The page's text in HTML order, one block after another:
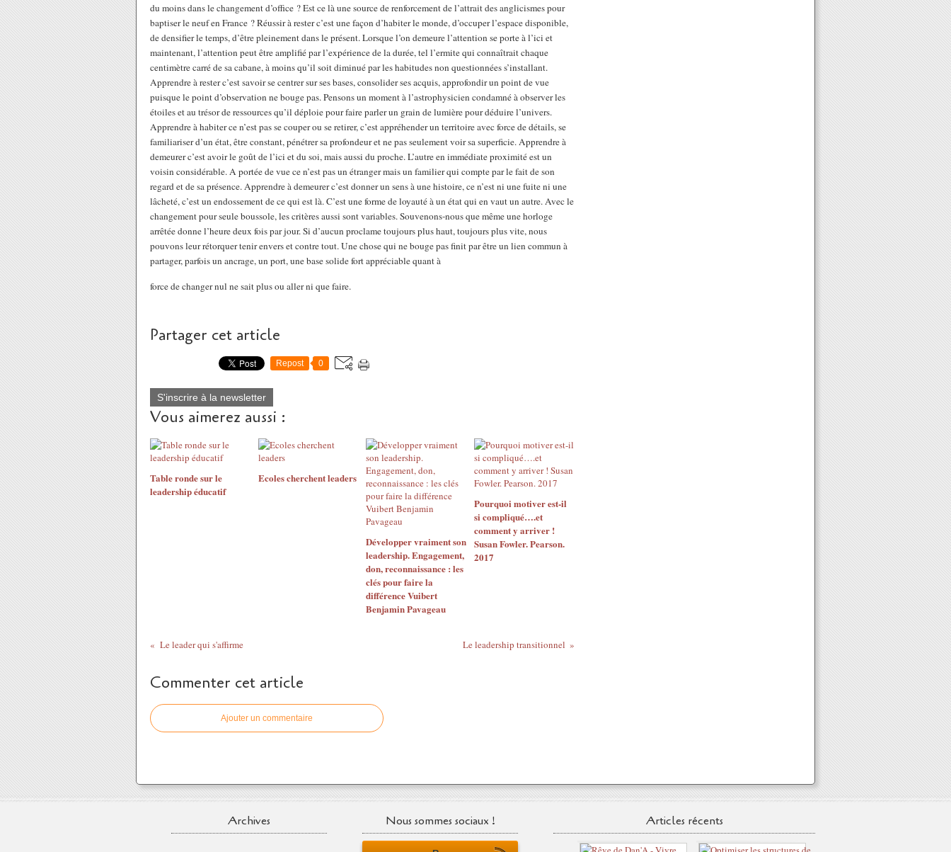
du moins dans le changement d’office ? Est ce là une source de renforcement de l’attrait des anglicismes pour
baptiser le neuf en France ? Réussir à rester c’est une façon d’habiter le monde, d’occuper l’espace disponible,
de densifier le temps, d’être pleinement dans le présent. Lorsque l’on demeure l’attention se porte à l’ici et
maintenant, l’attention peut être amplifié par l’expérience de la durée, tel l’ermite qui connaîtrait chaque
centimètre carré de sa cabane, à moins qu’il soit diminué par les habitudes non questionnées s’installant.
Apprendre à rester c’est savoir se centrer sur ses bases, consolider ses acquis, approfondir un point de vue
puisque le point d’observation ne bouge pas. Pensons un moment à l’astrophysicien condamné à observer les
étoiles et au trésor de ressources qu’il déploie pour faire parler un grain de lumière pour déduire l’univers.
Apprendre à habiter ce n’est pas se couper ou se retirer, c’est appréhender un territoire avec force de détails, se
familiariser d’un état, être constant, pénétrer sa profondeur et ne pas seulement voir sa superficie. Apprendre à
demeurer c’est avoir le goût de l’ici et du soi, mais aussi du proche. L’autre en immédiate proximité est un
voisin considérable. A portée de vue ce n’est pas un étranger mais un familier qui compte par le fait de son
regard et de sa présence. Apprendre à demeurer c’est donner un sens à une histoire, ce n’est ni une fuite ni une
lâcheté, c’est un endossement de ce qui est là. C’est une forme de loyauté à un état qui en vaut un autre. Avec le
changement pour seule boussole, les critères aussi sont variables. Souvenons-nous que même une horloge
arrêtée donne l’heure deux fois par jour. Si d’aucun proclame toujours plus haut, toujours plus vite, nous
pouvons leur rétorquer tenir envers et contre tout. Une chose qui ne bouge pas finit par être un lien commun à
partager, parfois un ancrage, un port, une base solide fort appréciable quant à
force de changer nul ne sait plus ou aller ni que faire.
Partager cet article
Repost 0
S'inscrire à la newsletter
Vous aimerez aussi :
Table ronde sur le
leadership éducatif
Ecoles cherchent leaders
Développer vraiment son
leadership. Engagement,
don, reconnaissance : les
clés pour faire la
différence Vuibert
Benjamin Pavageau
Pourquoi motiver est-il
si compliqué….et
comment y arriver !
Susan Fowler. Pearson.
2017
Le leader qui s'affirme Le leadership transitionnel
Commenter cet article
Ajouter un commentaire
Archives Nous sommes sociaux ! Articles récents